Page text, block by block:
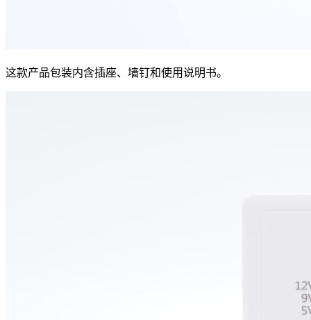
这款产品包装内含插座、墙钉和使用说明书。